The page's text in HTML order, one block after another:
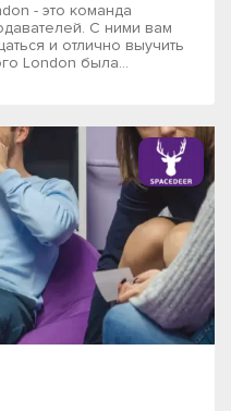
- это команда
С ними вам
и отлично выучить
London была...